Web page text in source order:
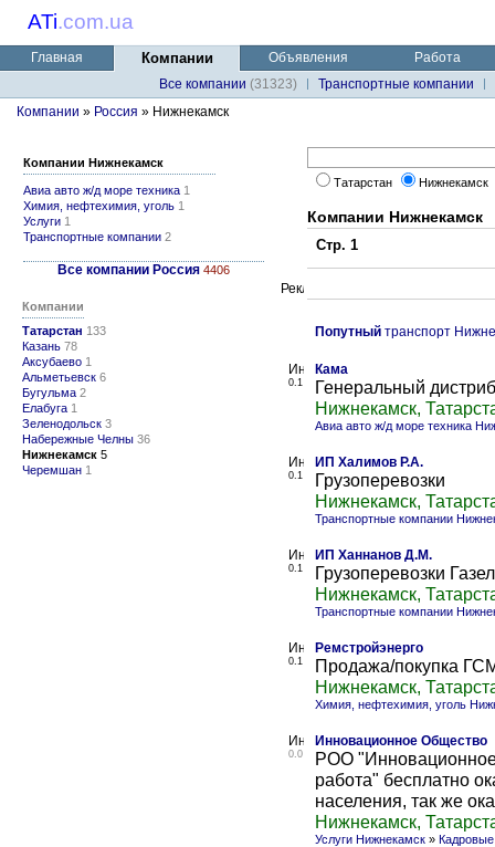
ATi.com.ua
Главная Компании Объявления
Работа
Все компании (31323)
Транспортные компании
Компании » Россия » Нижнекамск
Компании Нижнекамск
Авиа авто ж/д море техника 1
Химия, нефтехимия, уголь 1
Услуги 1
Транспортные компании 2
Все компании Россия 4406
Компании
Татарстан 133
Казань 78
Аксубаево 1
Альметьевск 6
Бугульма 2
Елабуга 1
Зеленодольск 3
Набережные Челны 36
Нижнекамск 5
Черемшан 1
Татарстан Нижнекамск
Компании Нижнекамск
Стр. 1
Попутный транспорт
0.1
Кама
Генеральный
Нижнекамск,
Авиа авто ж/д море техника
0.1
ИП Халимов Р.А.
Грузоперевозки
Нижнекамск,
Транспортные компании
0.1
ИП Ханнанов Д.М.
Грузоперевозки
Нижнекамск,
Транспортные компании
0.1
Ремстройэнерго
Продажа/покупка
Нижнекамск,
Химия, нефтехимия, уголь
0.0
Инновационное Общество
РОО
работа" бесплатно
населения, так же
Нижнекамск,
Услуги Нижнекамск » Кадровые